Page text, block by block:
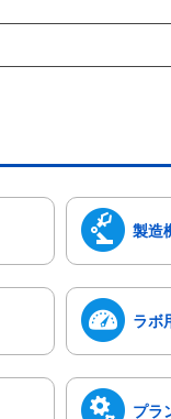
製造
ラボ
プラ